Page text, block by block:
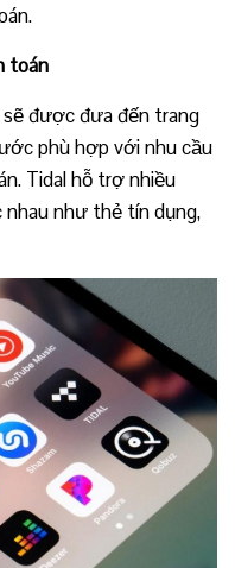
toán
sẽ được đưa đến trang
phù hợp với nhu cầu
Tidal hỗ trợ nhiều
như thẻ tín dụng,